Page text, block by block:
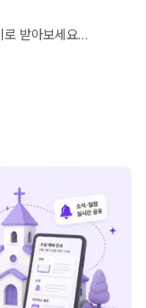
받아보세요.
어요.